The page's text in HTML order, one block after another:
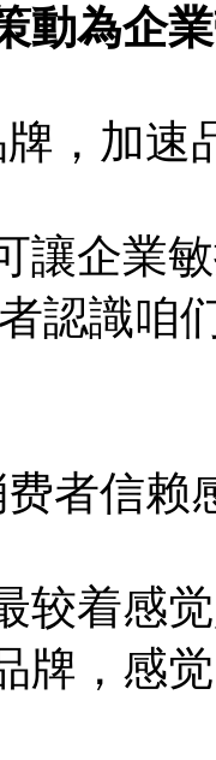
動為企
，加速
讓企業
認識咱
者信赖
较着感
牌，感